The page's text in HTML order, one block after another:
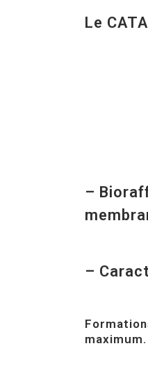
Le
–
–
maximum.